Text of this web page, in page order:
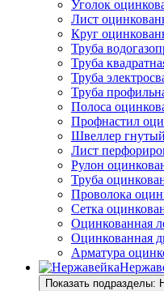
Уголок
Лист
Круг
Труба
Труба
Труба
Труба
Полоса
Профнастил
Швеллер
Лист
Рулон
Труба
Проволока
Сетка
Оцинкованная
Оцинкованная
Арматура
Показать подразделы: